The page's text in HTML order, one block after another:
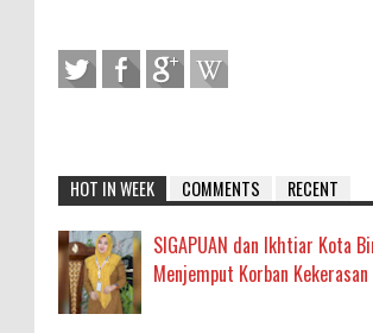
HOT IN WEEK COMMENTS RECENT
SIGAPUAN dan Ikhtiar Kota
Menjemput Korban Kekerasan